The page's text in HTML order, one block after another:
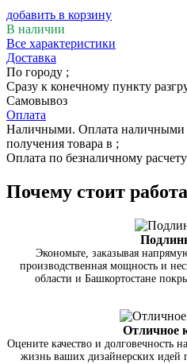
добавить в корзину
В наличии
Все характеристики
Доставка
По городу ;
Сразу к конечному пункту
Самовывоз
Оплата
Наличными. Оплата наличными
получения товара в ;
Оплата по безналичному расчету
Почему стоит
Экономьте, заказывая
производственная мощность и
области и Башкортостане
Отличное
Оцените качество и
жизнь ваших дизайнерских идей